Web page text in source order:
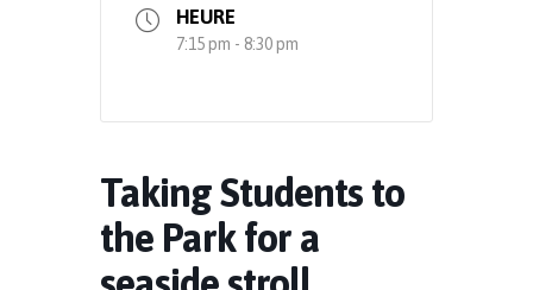
HEURE
7:15 pm - 8:30 pm
Taking Students to
the Park for a